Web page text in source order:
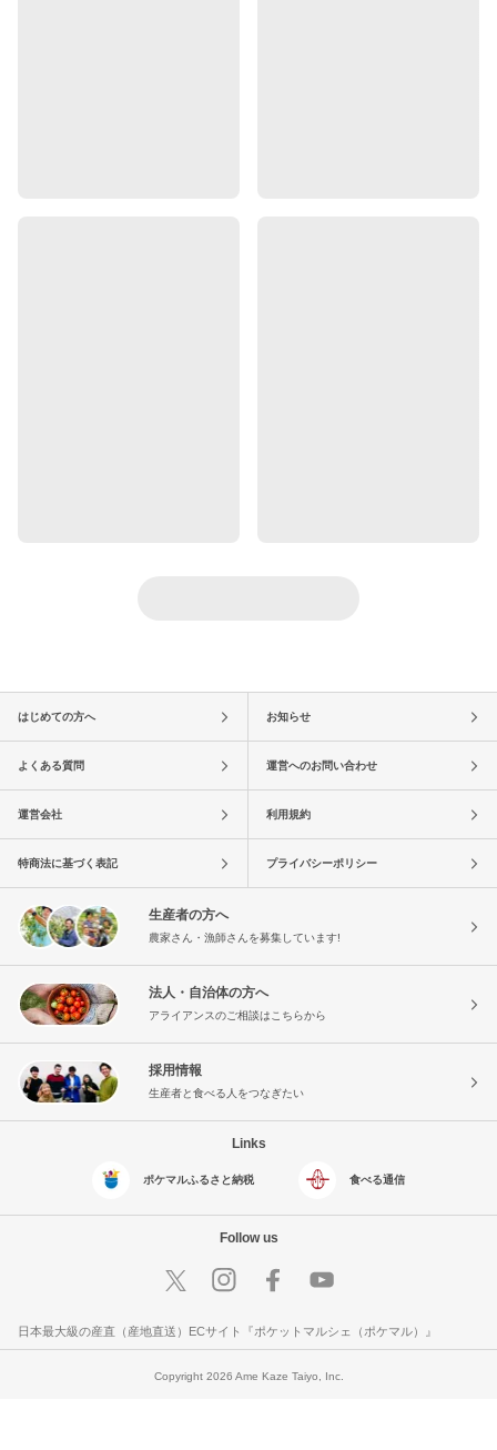
はじめての方へ お知らせ
よくある質問 運営へのお問い合わせ
運営会社 利用規約
特商法に基づく表記 プライバシーポリシー
生産者の方へ
農家さん・漁師さんを募集しています!
法人・自治体の方へ
アライアンスのご相談はこちらから
採用情報
生産者と食べる人をつなぎたい
Links
ポケマルふるさと納税 食べる通信
Follow us
日本最大級の産直（産地直送）ECサイト『ポケットマルシェ（ポケマル）』
Copyright 2026 Ame Kaze Taiyo, Inc.